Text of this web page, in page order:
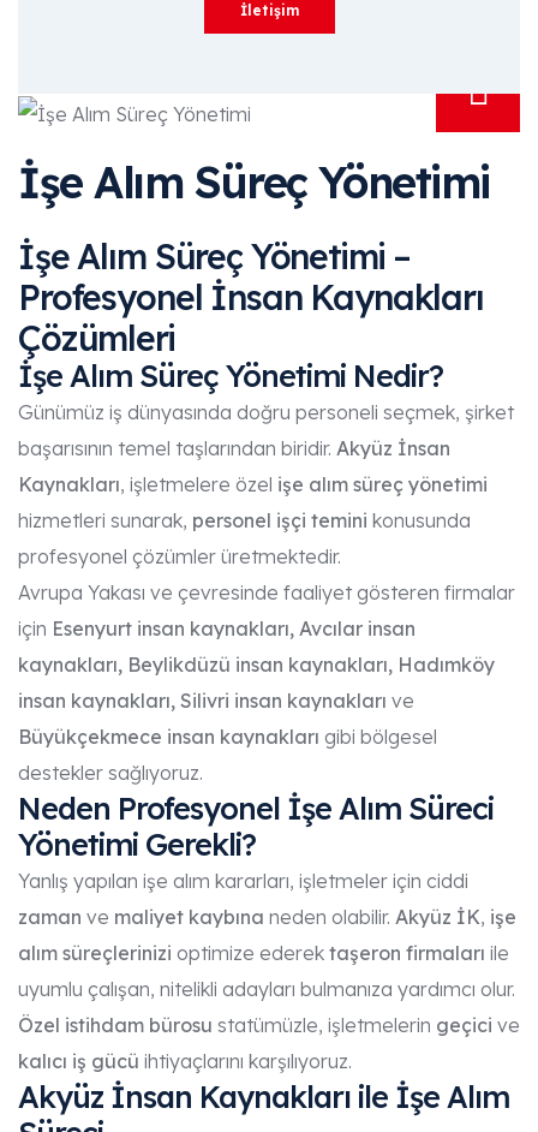
İletişim
İşe Alım Süreç Yönetimi
İşe Alım Süreç Yönetimi –
Profesyonel İnsan Kaynakları
Çözümleri
İşe Alım Süreç Yönetimi Nedir?
Günümüz iş dünyasında doğru personeli seçmek, şirket
başarısının temel taşlarından biridir. Akyüz İnsan
Kaynakları, işletmelere özel işe alım süreç yönetimi
hizmetleri sunarak, personel işçi temini konusunda
profesyonel çözümler üretmektedir.
Avrupa Yakası ve çevresinde faaliyet gösteren firmalar
için Esenyurt insan kaynakları, Avcılar insan
kaynakları, Beylikdüzü insan kaynakları, Hadımköy
insan kaynakları, Silivri insan kaynakları ve
Büyükçekmece insan kaynakları gibi bölgesel
destekler sağlıyoruz.
Neden Profesyonel İşe Alım Süreci
Yönetimi Gerekli?
Yanlış yapılan işe alım kararları, işletmeler için ciddi
zaman ve maliyet kaybına neden olabilir. Akyüz İK, işe
alım süreçlerinizi optimize ederek taşeron firmaları ile
uyumlu çalışan, nitelikli adayları bulmanıza yardımcı olur.
Özel istihdam bürosu statümüzle, işletmelerin geçici ve
kalıcı iş gücü ihtiyaçlarını karşılıyoruz.
Akyüz İnsan Kaynakları ile İşe Alım